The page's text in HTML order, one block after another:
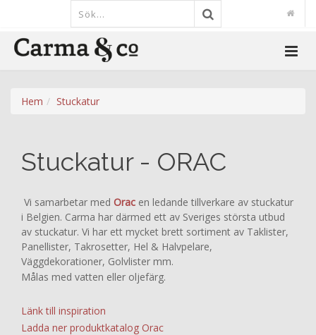
Hem Stuckatur
Stuckatur - ORAC
Vi samarbetar med Orac en ledande tillverkare av stuckatur
i Belgien. Carma har därmed ett av Sveriges största utbud
av stuckatur. Vi har ett mycket brett sortiment av Taklister,
Panellister, Takrosetter, Hel & Halvpelare,
Väggdekorationer, Golvlister mm.
Målas med vatten eller oljefärg.
Länk till inspiration
Ladda ner produktkatalog Orac